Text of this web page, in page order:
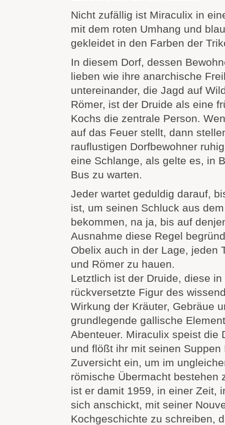
Nicht zufällig ist Miraculix in
mit dem roten Umhang und
gekleidet in den Farben der
In diesem Dorf, dessen
lieben wie ihre anarchische
untereinander, die Jagd auf
Römer, ist der Druide als eine
Kochs die zentrale Person.
auf das Feuer stellt, dann
rauflustigen Dorfbewohner
eine Schlange, als gelte es, in
Bus zu warten.
Jeder wartet geduldig darauf,
ist, um seinen Schluck aus
bekommen, na ja, bis auf
Ausnahme diese Regel
Obelix auch in der Lage, jeden
und Römer zu hauen.
Letztlich ist der Druide, diese in
rückversetzte Figur des
Wirkung der Kräuter, Gebräue
grundlegende gallische
Abenteuer. Miraculix speist die
und flößt ihr mit seinen Suppen
Zuversicht ein, um im
römische Übermacht bestehen
ist er damit 1959, in einer Zeit,
sich anschickt, mit seiner
Kochgeschichte zu schreiben,